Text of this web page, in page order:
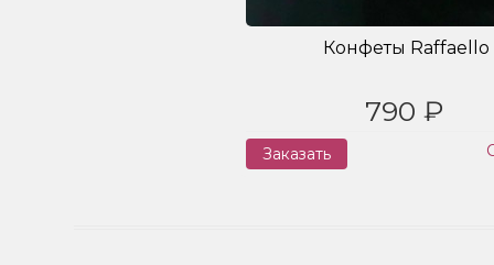
Конфеты Raffaello
790 ₽
Заказать